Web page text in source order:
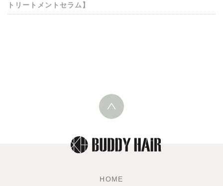
トリートメントセラム】
HOME